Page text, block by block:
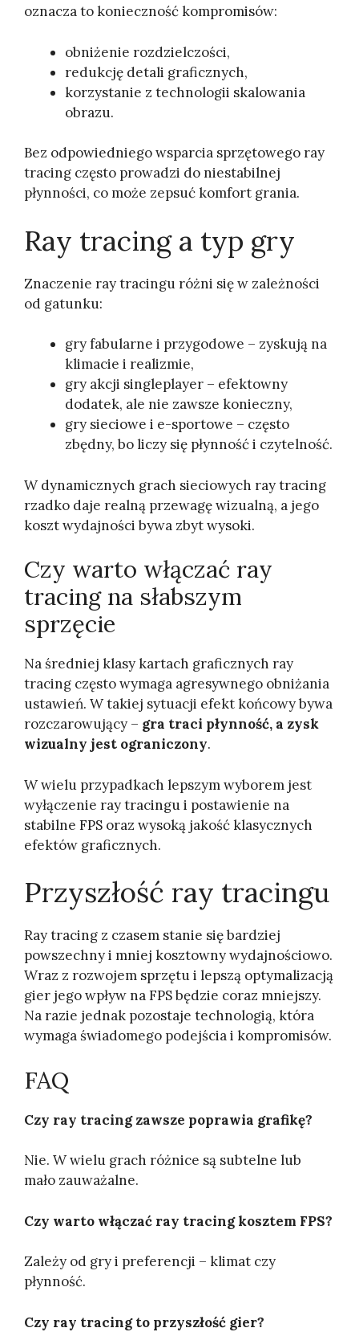
oznacza to konieczność kompromisów:
obniżenie rozdzielczości,
redukcję detali graficznych,
korzystanie z technologii skalowania
obrazu.
Bez odpowiedniego wsparcia sprzętowego ray
tracing często prowadzi do niestabilnej
płynności, co może zepsuć komfort grania.
Ray tracing a typ gry
Znaczenie ray tracingu różni się w zależności
od gatunku:
gry fabularne i przygodowe – zyskują na
klimacie i realizmie,
gry akcji singleplayer – efektowny
dodatek, ale nie zawsze konieczny,
gry sieciowe i e-sportowe – często
zbędny, bo liczy się płynność i czytelność.
W dynamicznych grach sieciowych ray tracing
rzadko daje realną przewagę wizualną, a jego
koszt wydajności bywa zbyt wysoki.
Czy warto włączać ray
tracing na słabszym
sprzęcie
Na średniej klasy kartach graficznych ray
tracing często wymaga agresywnego obniżania
ustawień. W takiej sytuacji efekt końcowy bywa
rozczarowujący – gra traci płynność, a zysk
wizualny jest ograniczony.
W wielu przypadkach lepszym wyborem jest
wyłączenie ray tracingu i postawienie na
stabilne FPS oraz wysoką jakość klasycznych
efektów graficznych.
Przyszłość ray tracingu
Ray tracing z czasem stanie się bardziej
powszechny i mniej kosztowny wydajnościowo.
Wraz z rozwojem sprzętu i lepszą optymalizacją
gier jego wpływ na FPS będzie coraz mniejszy.
Na razie jednak pozostaje technologią, która
wymaga świadomego podejścia i kompromisów.
FAQ
Czy ray tracing zawsze poprawia grafikę?
Nie. W wielu grach różnice są subtelne lub
mało zauważalne.
Czy warto włączać ray tracing kosztem FPS?
Zależy od gry i preferencji – klimat czy
płynność.
Czy ray tracing to przyszłość gier?